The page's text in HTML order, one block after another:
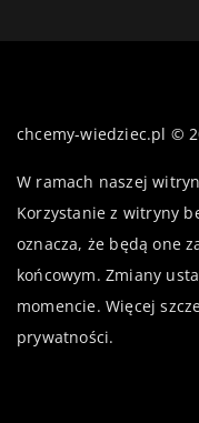
chcemy-wiedziec.pl ©
W ramach naszej
Korzystanie z witryny
oznacza, że będą one
końcowym. Zmiany
momencie. Więcej
prywatności.